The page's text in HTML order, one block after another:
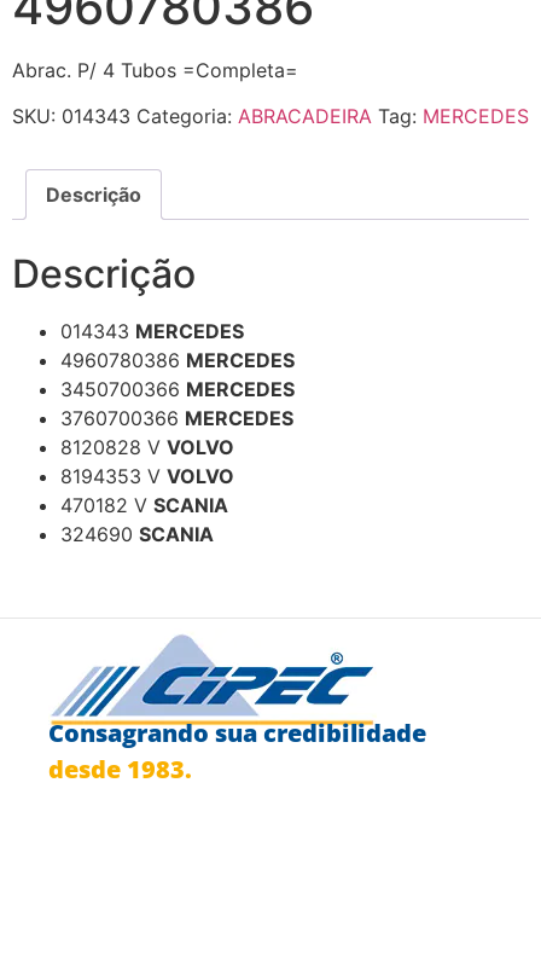
Abrac. P/ 4 Tubos =Completa=
SKU: 014343 Categoria: ABRACADEIRA Tag: MERCEDES
Descrição
Descrição
014343 MERCEDES
4960780386 MERCEDES
3450700366 MERCEDES
3760700366 MERCEDES
8120828 V VOLVO
8194353 V VOLVO
470182 V SCANIA
324690 SCANIA
Consagrando sua credibilidade
desde 1983.